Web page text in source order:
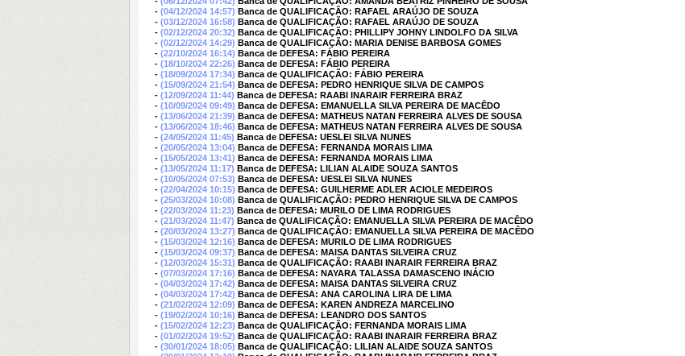
- (04/12/2024 14:57) Banca de QUALIFICAÇÃO: RAFAEL ARAÚJO DE SOUZA
- (03/12/2024 16:58) Banca de QUALIFICAÇÃO: RAFAEL ARAÚJO DE SOUZA
- (02/12/2024 20:32) Banca de QUALIFICAÇÃO: PHILLIPY JOHNY LINDOLFO DA SILVA
- (02/12/2024 14:29) Banca de QUALIFICAÇÃO: MARIA DENISE BARBOSA GOMES
- (22/10/2024 16:14) Banca de DEFESA: FÁBIO PEREIRA
- (18/10/2024 22:26) Banca de DEFESA: FÁBIO PEREIRA
- (18/09/2024 17:34) Banca de QUALIFICAÇÃO: FÁBIO PEREIRA
- (15/09/2024 21:54) Banca de DEFESA: PEDRO HENRIQUE SILVA DE CAMPOS
- (12/09/2024 11:44) Banca de DEFESA: RAABI INARAIR FERREIRA BRAZ
- (10/09/2024 09:49) Banca de DEFESA: EMANUELLA SILVA PEREIRA DE MACÊDO
- (13/06/2024 21:39) Banca de DEFESA: MATHEUS NATAN FERREIRA ALVES DE SOUSA
- (13/06/2024 18:46) Banca de DEFESA: MATHEUS NATAN FERREIRA ALVES DE SOUSA
- (24/05/2024 11:45) Banca de DEFESA: UESLEI SILVA NUNES
- (20/05/2024 13:04) Banca de DEFESA: FERNANDA MORAIS LIMA
- (15/05/2024 13:41) Banca de DEFESA: FERNANDA MORAIS LIMA
- (13/05/2024 11:17) Banca de DEFESA: LILIAN ALAIDE SOUZA SANTOS
- (10/05/2024 07:53) Banca de DEFESA: UESLEI SILVA NUNES
- (22/04/2024 10:15) Banca de DEFESA: GUILHERME ADLER ACIOLE MEDEIROS
- (25/03/2024 10:08) Banca de QUALIFICAÇÃO: PEDRO HENRIQUE SILVA DE CAMPOS
- (22/03/2024 11:23) Banca de DEFESA: MURILO DE LIMA RODRIGUES
- (21/03/2024 11:47) Banca de QUALIFICAÇÃO: EMANUELLA SILVA PEREIRA DE MACÊDO
- (20/03/2024 13:27) Banca de QUALIFICAÇÃO: EMANUELLA SILVA PEREIRA DE MACÊDO
- (15/03/2024 12:16) Banca de DEFESA: MURILO DE LIMA RODRIGUES
- (15/03/2024 09:37) Banca de DEFESA: MAISA DANTAS SILVEIRA CRUZ
- (12/03/2024 15:31) Banca de QUALIFICAÇÃO: RAABI INARAIR FERREIRA BRAZ
- (07/03/2024 17:16) Banca de DEFESA: NAYARA TALASSA DAMASCENO INÁCIO
- (04/03/2024 17:42) Banca de DEFESA: MAISA DANTAS SILVEIRA CRUZ
- (04/03/2024 17:42) Banca de DEFESA: ANA CAROLINA LIRA DE LIMA
- (21/02/2024 12:09) Banca de DEFESA: KAREN ANDREZA MARCELINO
- (19/02/2024 10:16) Banca de DEFESA: LEANDRO DOS SANTOS
- (15/02/2024 12:23) Banca de QUALIFICAÇÃO: FERNANDA MORAIS LIMA
- (01/02/2024 19:52) Banca de QUALIFICAÇÃO: RAABI INARAIR FERREIRA BRAZ
- (30/01/2024 18:05) Banca de QUALIFICAÇÃO: LILIAN ALAIDE SOUZA SANTOS